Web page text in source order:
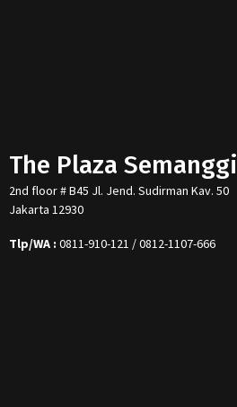
The Plaza Semanggi
2nd floor # B45 Jl. Jend. Sudirman Kav. 50
Jakarta 12930
Tlp/WA : 0811-910-121 / 0812-1107-666